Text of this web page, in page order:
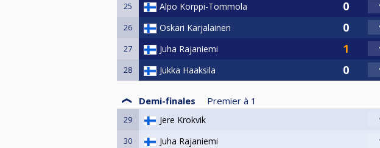
25 Alpo Korppi-Tommola
26 Oskari Karjalainen
27 Juha Rajaniemi
28 Jukka Haaksila
Demi-finales Premier à 1
29 Jere Krokvik
30 Juha Rajaniemi